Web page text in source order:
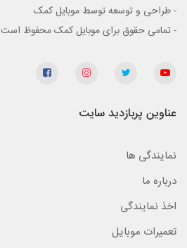
- طراحی و توسعه توسط موبایل کمک
- تمامی حقوق برای موبایل کمک محفوظ است
عناوین پربازدید سایت
نمایندگی ها
درباره ما
اخذ نمایندگی
تعمیرات موبایل